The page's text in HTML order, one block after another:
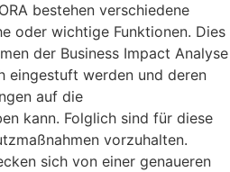
bestehen verschiedene
oder wichtige Funktionen. Dies
der Business Impact Analyse
eingestuft werden und deren
auf die
kann. Folglich sind für diese
vorzuhalten.
sich von einer genaueren